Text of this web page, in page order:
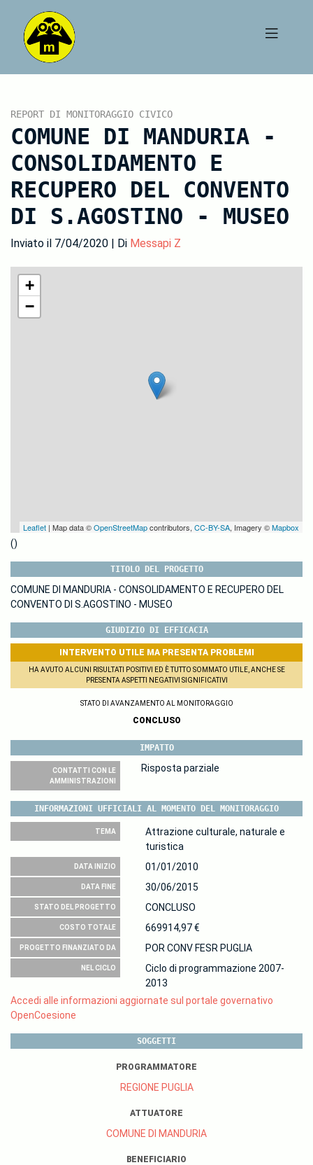
REPORT DI MONITORAGGIO CIVICO
COMUNE DI MANDURIA -
CONSOLIDAMENTO E
RECUPERO DEL CONVENTO
DI S.AGOSTINO - MUSEO
Inviato il 7/04/2020 | Di Messapi Z
+
−
Leaflet | Map data ©OpenStreetMapcontributors, CC-BY-SA, Imagery ©Mapbox
()
TITOLO DEL PROGETTO
COMUNE DI MANDURIA - CONSOLIDAMENTO E RECUPERO DEL
CONVENTO DI S.AGOSTINO - MUSEO
GIUDIZIO DI EFFICACIA
INTERVENTO UTILE MA PRESENTA PROBLEMI
HA AVUTO ALCUNI RISULTATI POSITIVI ED È TUTTO SOMMATO UTILE, ANCHE SE
PRESENTA ASPETTI NEGATIVI SIGNIFICATIVI
STATO DI AVANZAMENTO AL MONITORAGGIO
CONCLUSO
IMPATTO
CONTATTI CON LE
AMMINISTRAZIONI
Risposta parziale
INFORMAZIONI UFFICIALI AL MOMENTO DEL MONITORAGGIO
TEMA
Attrazione culturale, naturale e
turistica
DATA INIZIO 01/01/2010
DATA FINE 30/06/2015
STATO DEL PROGETTO CONCLUSO
COSTO TOTALE 669914,97 €
PROGETTO FINANZIATO DA POR CONV FESR PUGLIA
NEL CICLO
Ciclo di programmazione 2007-
2013
Accedi alle informazioni aggiornate sul portale governativo
OpenCoesione
SOGGETTI
PROGRAMMATORE
REGIONE PUGLIA
ATTUATORE
COMUNE DI MANDURIA
BENEFICIARIO